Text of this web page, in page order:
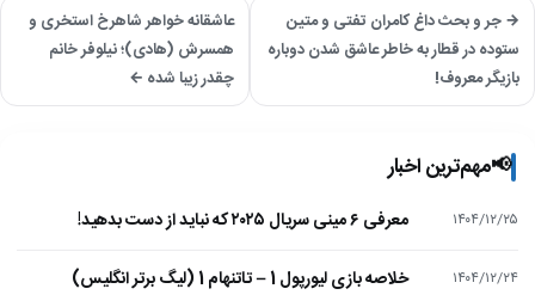
→ جر و بحث داغ کامران تفتی و متین
ستوده در قطار به خاطر عاشق شدن دوباره
بازیگر معروف!
عاشقانه خواهر شاهرخ استخری و
همسرش (هادی)؛ نیلوفر خانم
چقدر زیبا شده ←
📢مهم‌ترین اخبار
۱۴۰۴/۱۲/۲۵ معرفی ۶ مینی سریال ۲۰۲۵ که نباید از دست بدهید!
۱۴۰۴/۱۲/۲۴ خلاصه بازی لیورپول 1 – تاتنهام 1 (لیگ برتر انگلیس)